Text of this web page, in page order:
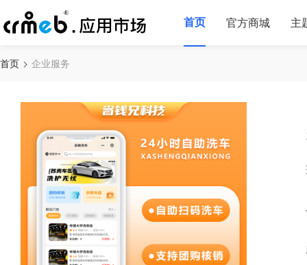
首页 官方商城 主
首页 企业服务